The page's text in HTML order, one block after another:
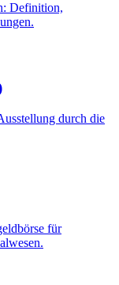
Definition,
durch die
für